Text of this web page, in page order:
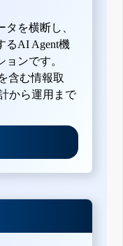
を横断し、
るAI Agent機
ンです。
含む情報取
から運用まで